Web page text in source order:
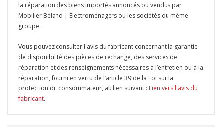
la réparation des biens importés annoncés ou vendus par
Mobilier Béland | Électroménagers ou les sociétés du même
groupe.
Vous pouvez consulter l'avis du fabricant concernant la garantie
de disponibilité des pièces de rechange, des services de
réparation et des renseignements nécessaires à l’entretien ou à la
réparation, fourni en vertu de l’article 39 de la Loi sur la
protection du consommateur, au lien suivant : Lien vers l'avis du
fabricant.